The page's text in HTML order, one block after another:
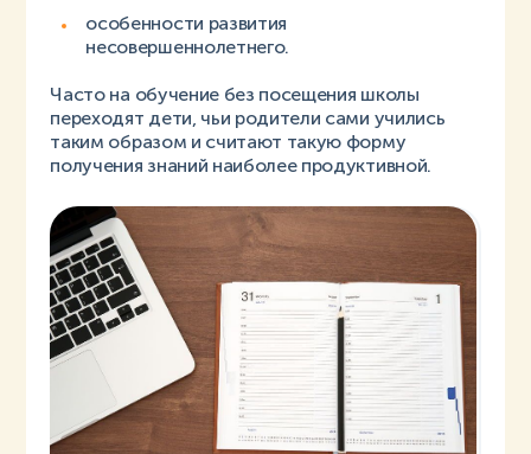
особенности развития
несовершеннолетнего.
Часто на обучение без посещения школы
переходят дети, чьи родители сами учились
таким образом и считают такую форму
получения знаний наиболее продуктивной.